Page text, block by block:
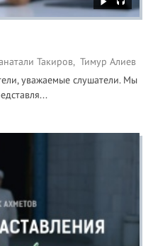
Такиров, Тимур Алиев
уважаемые слушатели. Мы